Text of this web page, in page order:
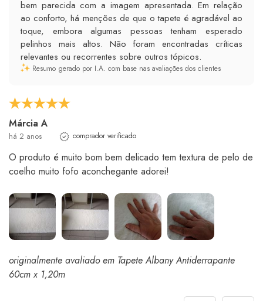
bem parecida com a imagem apresentada. Em relação
ao conforto, há menções de que o tapete é agradável ao
toque, embora algumas pessoas tenham esperado
pelinhos mais altos. Não foram encontradas críticas
relevantes ou recorrentes sobre outros tópicos.
Resumo gerado por I.A. com base nas avaliações dos clientes
Márcia A
há 2 anos comprador verificado
O produto é muito bom bem delicado tem textura de pelo de
coelho muito fofo aconchegante adorei!
originalmente avaliado em Tapete Albany Antiderrapante
60cm x 1,20m